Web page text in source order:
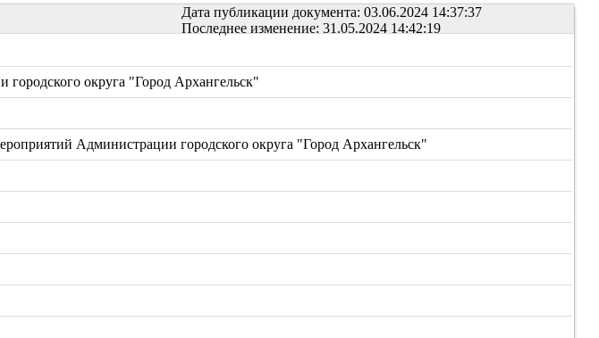
Дата публикации документа: 03.06.2024 14:37:37
Последнее изменение: 31.05.2024 14:42:19
округа "Город Архангельск"
Администрации городского округа "Город Архангельск"